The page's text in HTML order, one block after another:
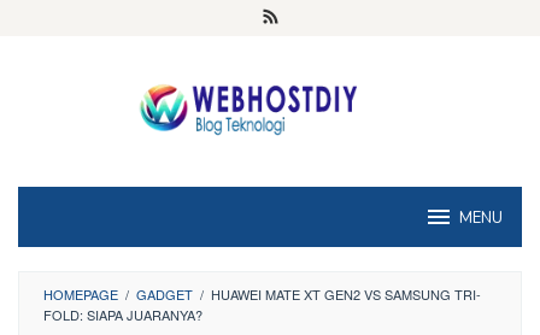
MENU
HOMEPAGE / GADGET / HUAWEI MATE XT GEN2 VS SAMSUNG TRI-
FOLD: SIAPA JUARANYA?